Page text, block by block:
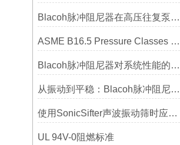
Blacoh脉冲阻尼器在高压往复泵系统中的应用
ASME B16.5 Pressure Classes of Flanges压力等级
Blacoh脉冲阻尼器对系统性能的影响分析
从振动到平稳：Blacoh脉冲阻尼器在泵系统中的应用
使用SonicSifter声波振动筛时应注意的几个方面
UL 94V-0阻燃标准